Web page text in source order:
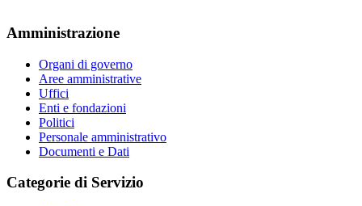
Amministrazione
Organi di governo
Aree amministrative
Uffici
Enti e fondazioni
Politici
Personale amministrativo
Documenti e Dati
Categorie di Servizio